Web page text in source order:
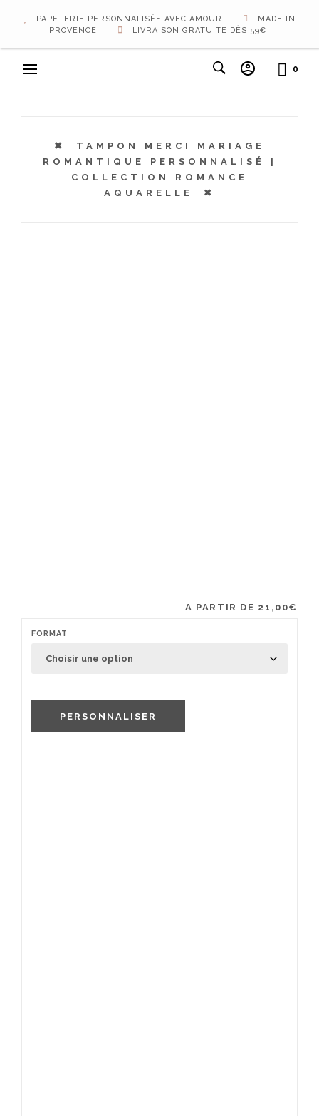
PAPETERIE PERSONNALISÉE AVEC AMOUR
MADE IN
PROVENCE
LIVRAISON GRATUITE DÈS 59€
0
TAMPON MERCI MARIAGE
ROMANTIQUE PERSONNALISÉ |
COLLECTION ROMANCE
AQUARELLE
A PARTIR DE 21,00€
FORMAT
PERSONNALISER